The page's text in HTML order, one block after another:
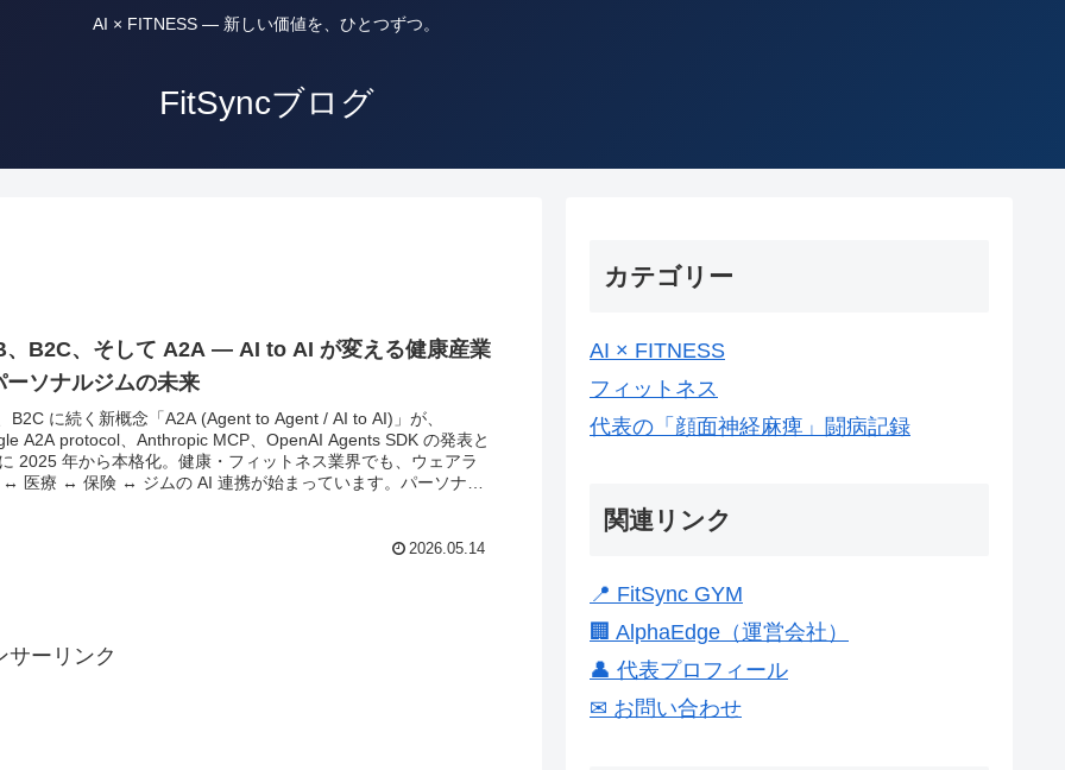
AI × FITNESS — 新しい価値を、ひとつずつ。
FitSyncブログ
、B2C、そして A2A — AI to AI が変える健康産業
ーソナルジムの未来
B2C に続く新概念「A2A (Agent to Agent / AI to AI)」が、
A2A protocol、Anthropic MCP、OpenAI Agents SDK の発表と
2025 年から本格化。健康・フィットネス業界でも、ウェアラ
↔ 医療 ↔ 保険 ↔ ジムの AI 連携が始まっています。パーソナル
2026.05.14
サーリンク
カテゴリー
AI × FITNESS
フィットネス
代表の「顔面神経麻痺」闘病記録
関連リンク
📍 FitSync GYM
🏢 AlphaEdge（運営会社）
👤 代表プロフィール
✉ お問い合わせ